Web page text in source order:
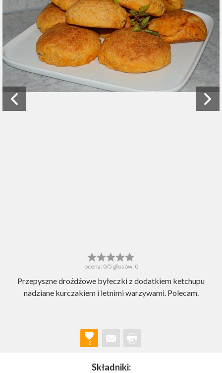
ocena: 0/5 głosów: 0
Przepyszne drożdżowe byłeczki z dodatkiem ketchupu
nadziane kurczakiem i letnimi warzywami. Polecam.
2
Składniki: